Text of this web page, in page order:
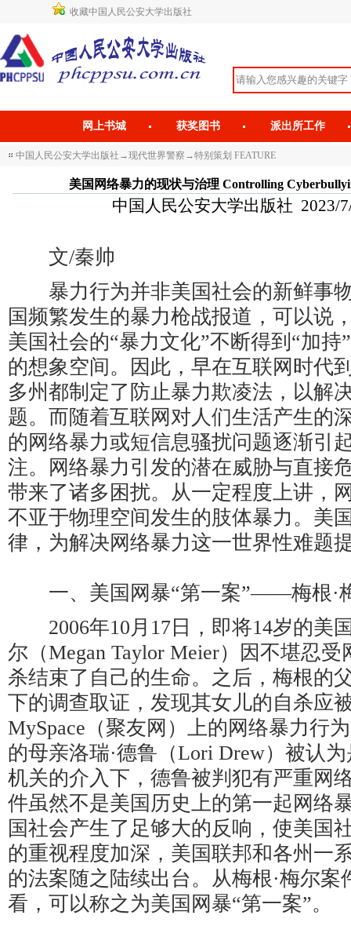
收藏中国人民公安大学出版社
网上书城 获奖图书 派出所工作
中国人民公安大学出版社 →现代世界警察 →特别策划 FEATURE
美国网络暴力的现状与治理 Controlling
中国人民公安大学出版社 2023/
文/秦帅
暴力行为并非美国社会的新鲜事
国频繁发生的暴力枪战报道，可以说
美国社会的“暴力文化”不断得到“加持
的想象空间。因此，早在互联网时代
多州都制定了防止暴力欺凌法，以解
题。而随着互联网对人们生活产生的
的网络暴力或短信息骚扰问题逐渐引
注。网络暴力引发的潜在威胁与直接
带来了诸多困扰。从一定程度上讲，
不亚于物理空间发生的肢体暴力。美
律，为解决网络暴力这一世界性难题
一、美国网暴“第一案”——梅根·
2006年10月17日，即将14岁的美国
尔（Megan Taylor Meier）因不堪忍
杀结束了自己的生命。之后，梅根的
下的调查取证，发现其女儿的自杀应
MySpace（聚友网）上的网络暴力行
的母亲洛瑞·德鲁（Lori Drew）被认
机关的介入下，德鲁被判犯有严重网
件虽然不是美国历史上的第一起网络
国社会产生了足够大的反响，使美国
的重视程度加深，美国联邦和各州一
的法案随之陆续出台。从梅根·梅尔案
看，可以称之为美国网暴“第一案”。